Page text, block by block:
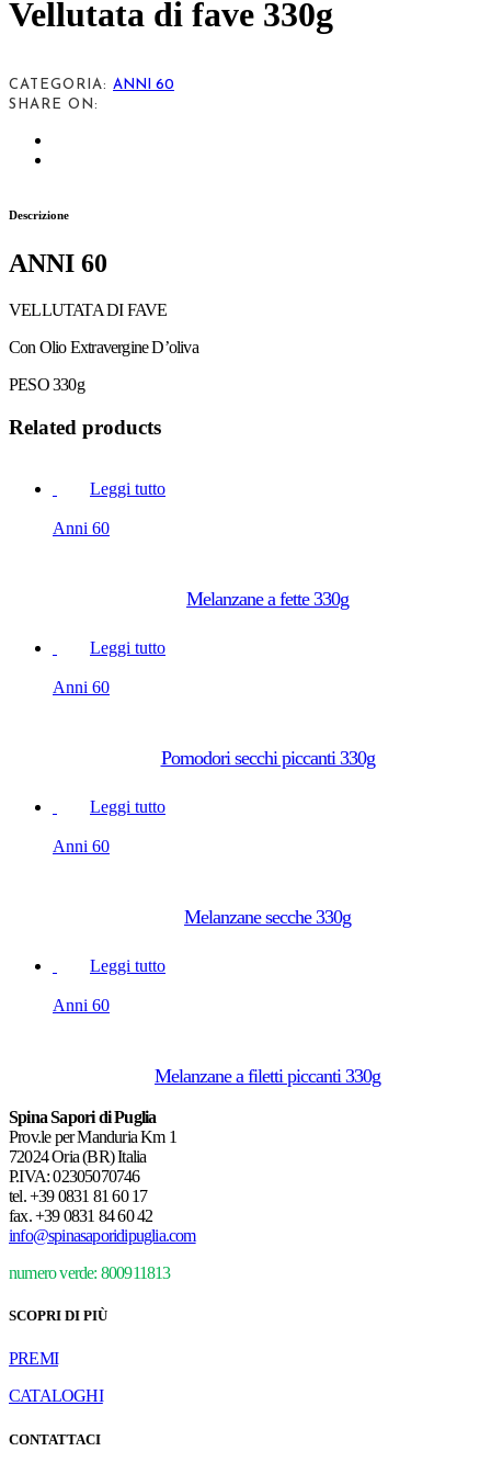
Vellutata di fave 330g
CATEGORIA: ANNI 60
SHARE ON:
Descrizione
ANNI 60
VELLUTATA DI FAVE
Con Olio Extravergine D’oliva
PESO 330g
Related products
Leggi tutto
Anni 60
Melanzane a fette 330g
Leggi tutto
Anni 60
Pomodori secchi piccanti 330g
Leggi tutto
Anni 60
Melanzane secche 330g
Leggi tutto
Anni 60
Melanzane a filetti piccanti 330g
Spina Sapori di Puglia
Prov.le per Manduria Km 1
72024 Oria (BR) Italia
P.IVA: 02305070746
tel.+39 0831 81 60 17
fax.+39 0831 84 60 42
info@spinasaporidipuglia.com
numero verde: 800911813
SCOPRI DI PIÙ
PREMI
CATALOGHI
CONTATTACI